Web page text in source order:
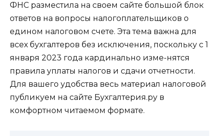
ФНС разместила на своем сайте большой блок
ответов на вопросы налогоплательщиков о
едином налоговом счете. Эта тема важна для
всех бухгалтеров без исключения, поскольку с 1
января 2023 года кардинально изме-нятся
правила уплаты налогов и сдачи отчетности.
Для вашего удобства весь материал налоговой
публикуем на сайте Бухгалтерия.ру в
комфортном читаемом формате.